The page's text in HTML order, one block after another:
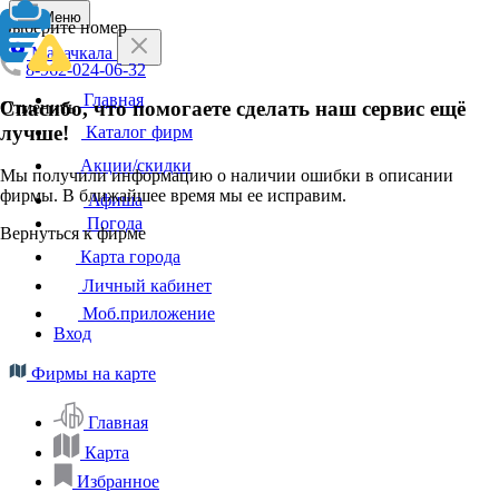
Выберите номер
8-962-024-06-32
Отменить
Спасибо, что помогаете сделать наш сервис ещё
лучше!
Мы получили информацию о наличии ошибки в описании
фирмы. В ближайшее время мы ее исправим.
Вернуться к фирме
Меню
Махачкала
Главная
Каталог фирм
Акции/скидки
Афиша
Погода
Карта города
Личный кабинет
Моб.приложение
Вход
Фирмы на карте
Главная
Карта
Избранное